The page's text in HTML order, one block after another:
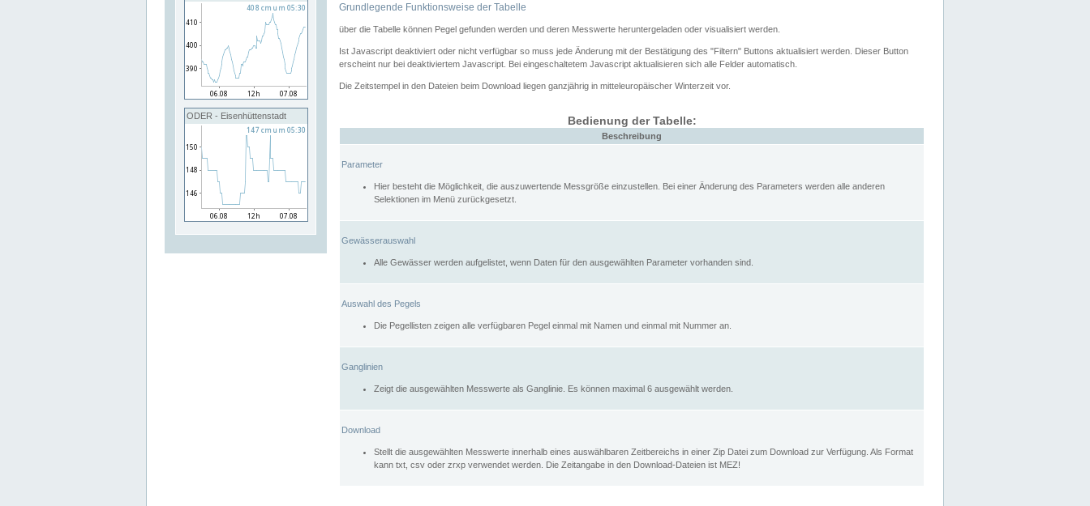
ODER - Eisenhüttenstadt
Grundlegende Funktionsweise der Tabelle
über die Tabelle können Pegel gefunden werden und deren Messwerte heruntergeladen oder visualisiert werden.
Ist Javascript deaktiviert oder nicht verfügbar so muss jede Änderung mit der Bestätigung des "Filtern" Buttons aktualisiert werden. Dieser Button
erscheint nur bei deaktiviertem Javascript. Bei eingeschaltetem Javascript aktualisieren sich alle Felder automatisch.
Die Zeitstempel in den Dateien beim Download liegen ganzjährig in mitteleuropäischer Winterzeit vor.
Bedienung der Tabelle:
Beschreibung
Parameter
Hier besteht die Möglichkeit, die auszuwertende Messgröße einzustellen. Bei einer Änderung des Parameters werden alle anderen
Selektionen im Menü zurückgesetzt.
Gewässerauswahl
Alle Gewässer werden aufgelistet, wenn Daten für den ausgewählten Parameter vorhanden sind.
Auswahl des Pegels
Die Pegellisten zeigen alle verfügbaren Pegel einmal mit Namen und einmal mit Nummer an.
Ganglinien
Zeigt die ausgewählten Messwerte als Ganglinie. Es können maximal 6 ausgewählt werden.
Download
Stellt die ausgewählten Messwerte innerhalb eines auswählbaren Zeitbereichs in einer Zip Datei zum Download zur Verfügung. Als Format
kann txt, csv oder zrxp verwendet werden. Die Zeitangabe in den Download-Dateien ist MEZ!